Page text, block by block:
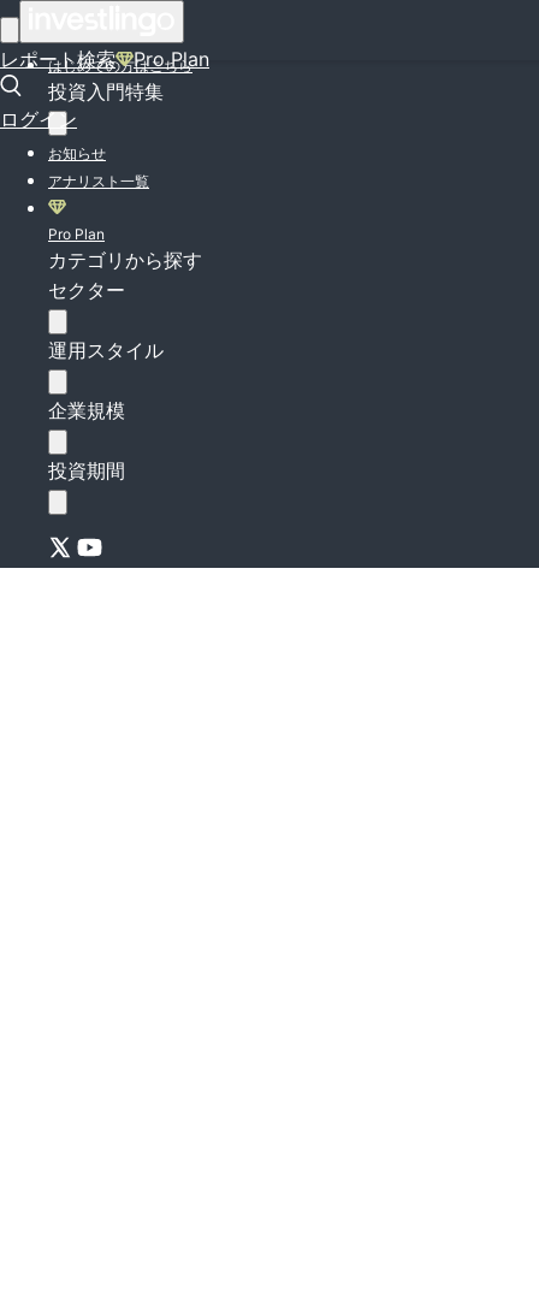
レポート検索 Pro Plan
ログイン
はじめての方はこちら
投資入門特集
お知らせ
アナリスト一覧
Pro Plan
カテゴリから探す
セクター
運用スタイル
企業規模
投資期間